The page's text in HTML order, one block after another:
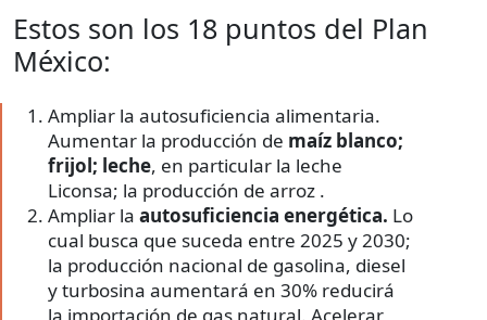
Estos son los 18 puntos del Plan
México:
Ampliar la autosuficiencia alimentaria.
Aumentar la producción de maíz blanco;
frijol; leche, en particular la leche
Liconsa; la producción de arroz .
Ampliar la autosuficiencia energética. Lo
cual busca que suceda entre 2025 y 2030;
la producción nacional de gasolina, diesel
y turbosina aumentará en 30% reducirá
la importación de gas natural. Acelerar